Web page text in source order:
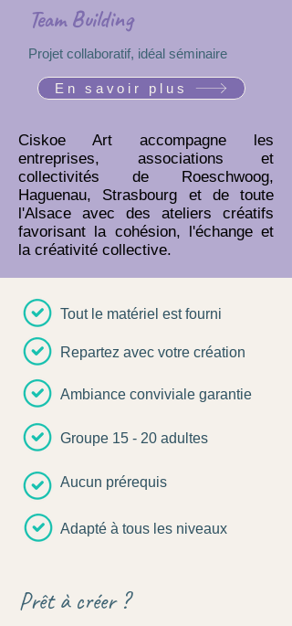
Team Building
Projet collaboratif, idéal séminaire
En savoir plus
Ciskoe Art accompagne les
entreprises, associations et
collectivités de Roeschwoog,
Haguenau, Strasbourg et de toute
l'Alsace avec des ateliers créatifs
favorisant la cohésion, l'échange et
la créativité collective.
Tout le matériel est fourni
Repartez avec votre création
Ambiance conviviale garantie
Groupe 15 - 20 adultes
Aucun prérequis
Adapté à tous les niveaux
Prêt à créer ?